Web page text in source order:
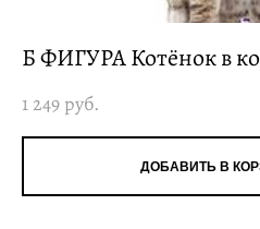
Б ФИГУРА Котёнок в
1 249 pуб.
ДОБАВИТЬ В